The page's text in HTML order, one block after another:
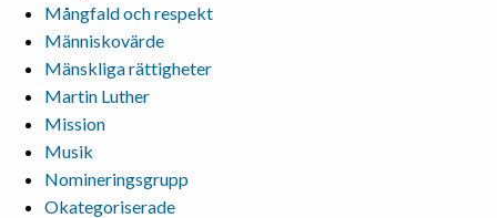
Mångfald och respekt
Människovärde
Mänskliga rättigheter
Martin Luther
Mission
Musik
Nomineringsgrupp
Okategoriserade